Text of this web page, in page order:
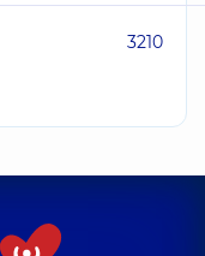
3210